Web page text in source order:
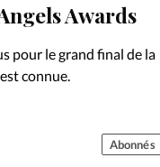
Awards
pour le grand final de la
connue.
Abonnés